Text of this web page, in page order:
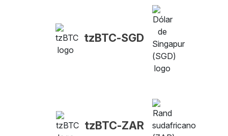
tzBTC-SGD
tzBTC-ZAR